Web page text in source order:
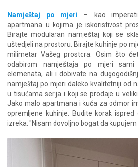
Namještaj po mjeri
– kao
apartmana u kojima je iskoristivost
Birajte modularan namještaj koji se
uštedjeli na prostoru. Birajte kuhinje po
milimetar Vašeg prostora. Osim što
odabirom namještaja po mjeri sami
elemenata, ali i dobivate na
namještaj po mjeri daleko kvalitetniji od
u tisućama serija i koji se prodaje u
Jako malo apartmana i kuća za odmor
opremljene kuhinje. Budite korak ispred
izreka: "Nisam dovoljno bogat da kupujem